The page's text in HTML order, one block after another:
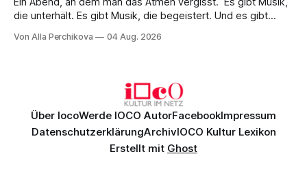
die unterhält. Es gibt Musik, die begeistert. Und es gibt
Genau so war der Abend im Kurhaus Wiesbaden, an dem
Von Alla Perchikova 04 Aug. 2026
Über IocoWerde IOCO AutorFacebookImpressum
DatenschutzerklärungArchivIOCO Kultur Lexikon
Erstellt mit Ghost